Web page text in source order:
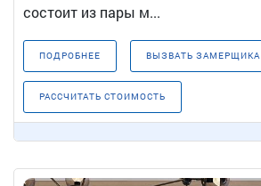
состоит из пары м...
ПОДРОБНЕЕ ВЫЗВАТЬ ЗАМЕРЩИКА
РАССЧИТАТЬ СТОИМОСТЬ